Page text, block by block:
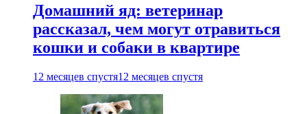
Домашний яд: ветеринар
рассказал, чем могут отравиться
кошки и собаки в квартире
12 месяцев спустя12 месяцев спустя